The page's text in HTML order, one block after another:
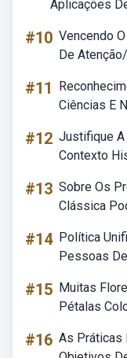
Aplicações
#10 Vencendo
De
#11
Ciências E
#12 Justifique A
Contexto
#13 Sobre Os
Clássica
#14 Política
Pessoas
#15 Muitas
Pétalas
#16 As Práticas